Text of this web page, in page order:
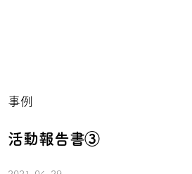
事例
活動報告書③